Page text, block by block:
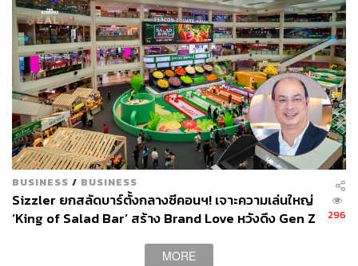
BUSINESS / BUSINESS
Sizzler ยกสลัดบาร์ตั้งกลางซีคอนฯ! เจาะความเล่นใหญ่
‘King of Salad Bar’ สร้าง Brand Love หวังดึง Gen Z
296
MORE